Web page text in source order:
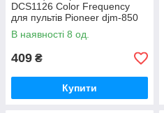
DCS1126 Color Frequency
для пультів Pioneer djm-850
В наявності 8 од.
409 ₴
Купити